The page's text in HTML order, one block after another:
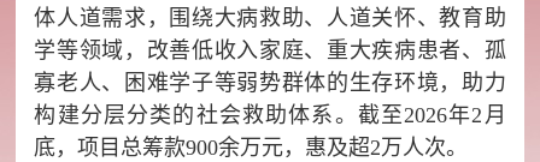
体人道需求，围绕大病救助、人道关怀、教育助
学等领域，改善低收入家庭、重大疾病患者、孤
寡老人、困难学子等弱势群体的生存环境，助力
构建分层分类的社会救助体系。截至2026年2月
底，项目总筹款900余万元，惠及超2万人次。